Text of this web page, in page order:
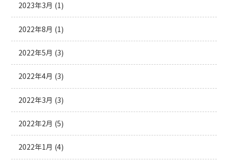
2023年3月 (1)
2022年8月 (1)
2022年5月 (3)
2022年4月 (3)
2022年3月 (3)
2022年2月 (5)
2022年1月 (4)